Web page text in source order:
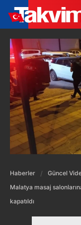
Haberler
Güncel
Malatya masaj
kapatıldı